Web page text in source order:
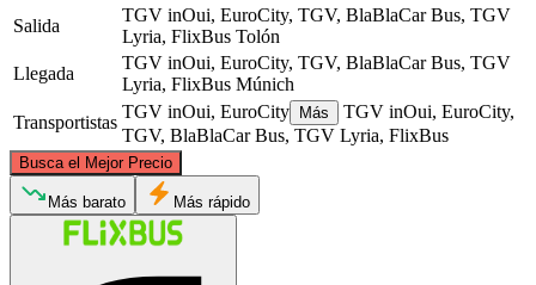
Salida
TGV inOui, EuroCity, TGV, BlaBlaCar Bus, TGV
Lyria, FlixBus Tolón
Llegada
TGV inOui, EuroCity, TGV, BlaBlaCar Bus, TGV
Lyria, FlixBus Múnich
Transportistas
TGV inOui, EuroCity Más
TGV inOui, EuroCity,
TGV, BlaBlaCar Bus, TGV Lyria, FlixBus
Busca el Mejor Precio
©CARTO , ©OpenStreetMapcontributors
Más barato Más rápido